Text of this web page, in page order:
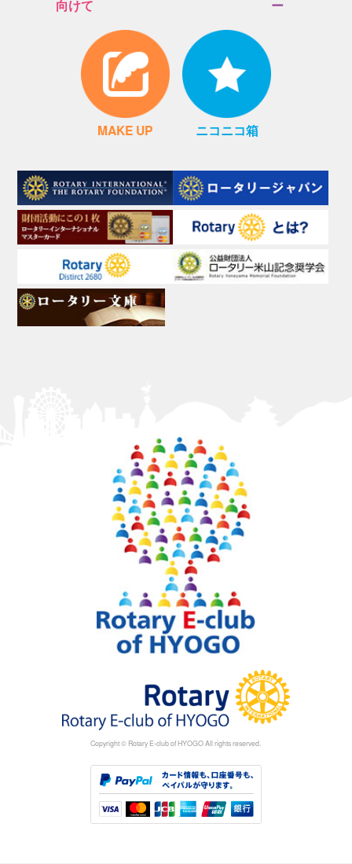
向けて
ー
MAKE UP ニコニコ箱
Copyright © Rotary E-club of HYOGO All rights reserved.